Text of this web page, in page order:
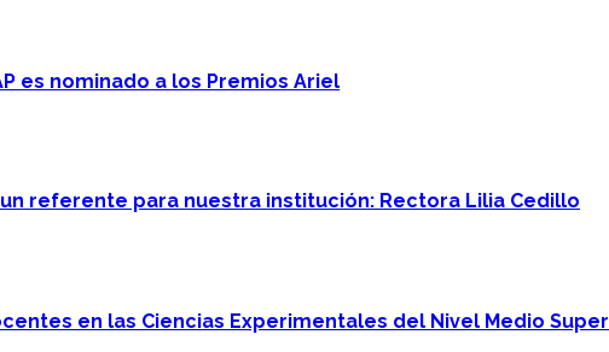
es nominado a los Premios Ariel
referente para nuestra institución: Rectora Lilia Cedillo
en las Ciencias Experimentales del Nivel Medio